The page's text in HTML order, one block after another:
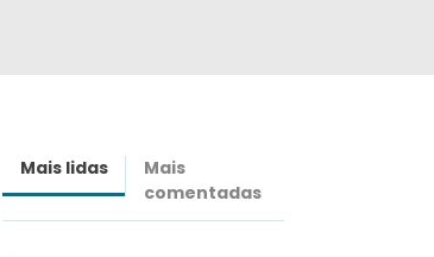
Mais lidas
Mais
comentadas